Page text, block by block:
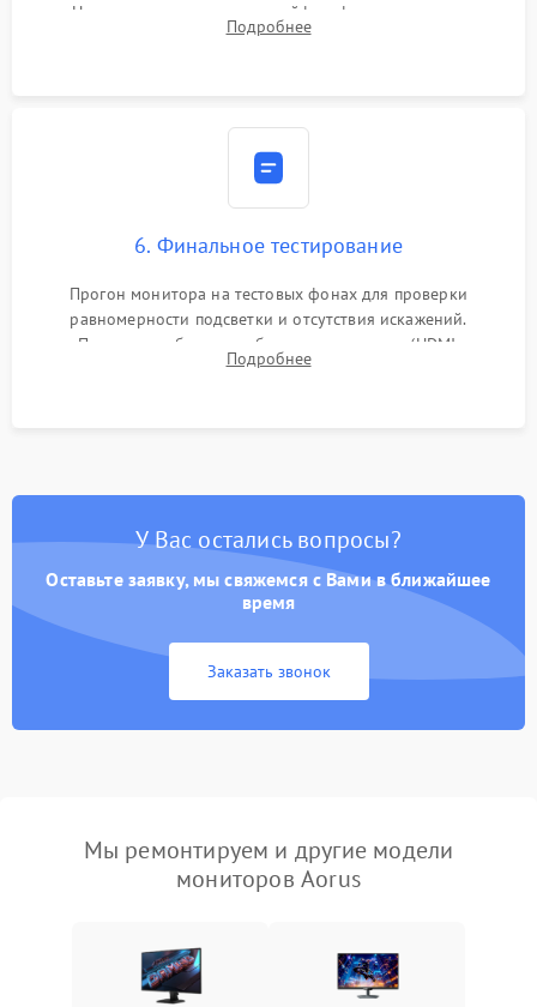
Надежное подключение шлейфов, фиксация плат и
аккуратное защелкивание пластикового корпуса монитора.
Подробнее
6. Финальное тестирование
Прогон монитора на тестовых фонах для проверки
равномерности подсветки и отсутствия искажений.
Проверка работоспособности всех портов (HDMI,
DisplayPort, VGA) и кнопок управления под нагрузкой в
Подробнее
У Вас остались вопросы?
Оставьте заявку, мы свяжемся с Вами в ближайшее
время
Заказать звонок
Мы ремонтируем и другие модели
мониторов Aorus